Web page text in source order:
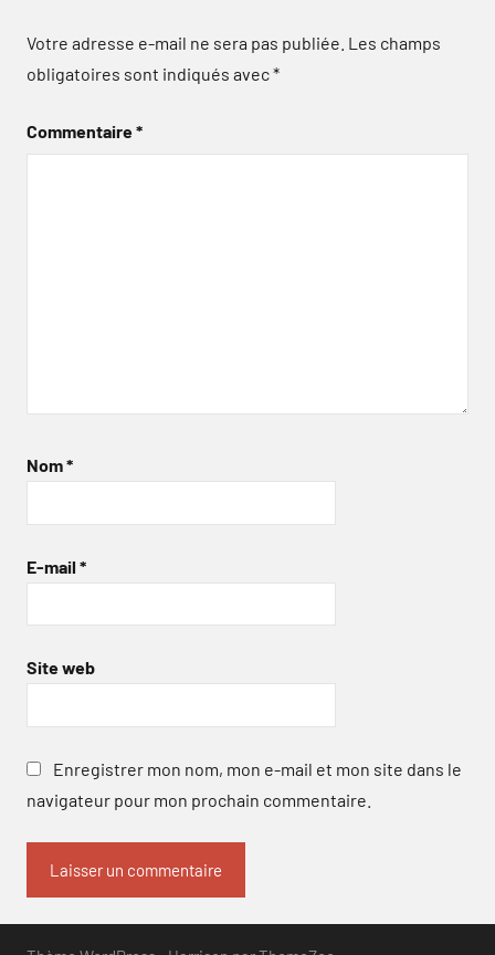
Votre adresse e-mail ne sera pas publiée. Les champs
obligatoires sont indiqués avec*
Commentaire*
Nom*
E-mail *
Site web
Enregistrer mon nom, mon e-mail et mon site dans le
navigateur pour mon prochain commentaire.